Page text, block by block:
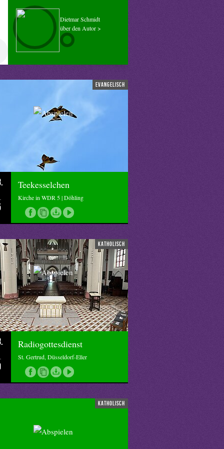
Dietmar Schmidt
über den Autor >
evangelisch
Teekesselchen
Kirche in WDR 5 | Döhling
katholisch
Radiogottesdienst
St. Gertrud, Düsseldorf-Eller
katholisch